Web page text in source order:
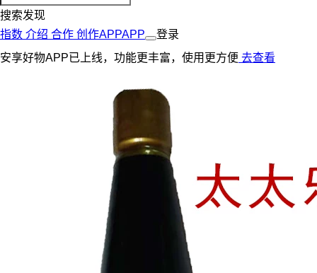
搜索发现
指数 介绍 合作 创作APPAPP
登录
安享好物APP已上线，功能更丰富，使用更方便 去查看